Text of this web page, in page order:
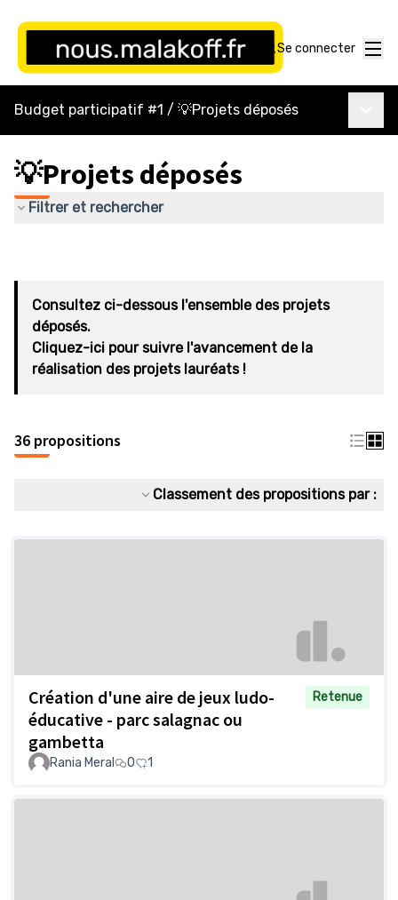
Se connecter
Budget participatif #1 / 💡Projets déposés
💡Projets déposés
Filtrer et rechercher
Consultez ci-dessous l'ensemble des projets
déposés.
Cliquez-ici pour suivre l'avancement de la
réalisation des projets lauréats !
36 propositions
Classement des propositions par :
Création d'une aire de jeux ludo-
éducative - parc salagnac ou
gambetta
Retenue
Rania Meral 0 1